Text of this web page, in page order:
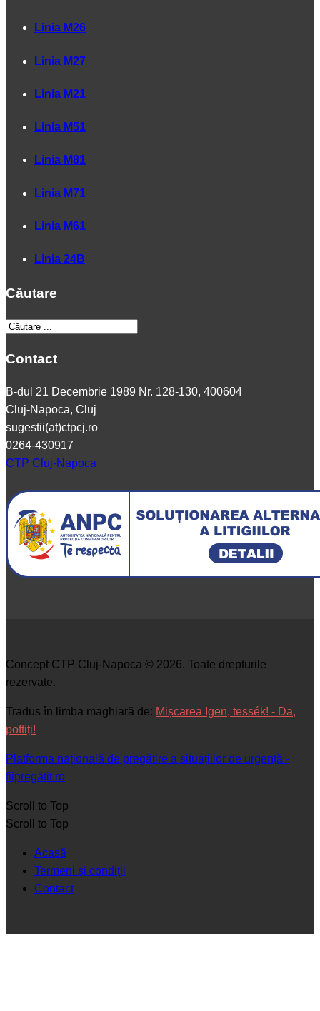
Linia M26
Linia M27
Linia M21
Linia M51
Linia M81
Linia M71
Linia M61
Linia 24B
Căutare
Contact
B-dul 21 Decembrie 1989 Nr. 128-130, 400604
Cluj-Napoca, Cluj
sugestii(at)ctpcj.ro
0264-430917
CTP Cluj-Napoca
Concept CTP Cluj-Napoca © 2026. Toate drepturile
rezervate.
Tradus în limba maghiară de: Mișcarea Igen, tessék! - Da,
poftiți!
Platforma națională de pregătire a situațiilor de urgență -
fiipregătit.ro
Scroll to Top
Scroll to Top
Acasă
Termeni şi condiţii
Contact